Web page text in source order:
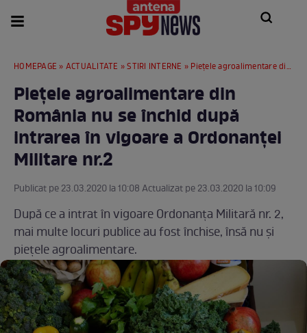
HOMEPAGE » ACTUALITATE »STIRI INTERNE » Piețele agroalimentare din România nu se închid după intrarea în vigoare a Ordonanței Militare nr.2
Piețele agroalimentare din
România nu se închid după
intrarea în vigoare a Ordonanței
Militare nr.2
Publicat pe 23.03.2020 la 10:08 Actualizat pe 23.03.2020 la 10:09
După ce a intrat în vigoare Ordonanța Militară nr. 2,
mai multe locuri publice au fost închise, însă nu și
piețele agroalimentare.